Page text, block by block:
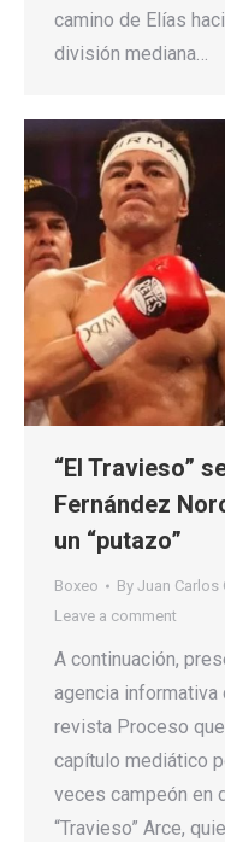
camino de Elías
división mediana…
“El Travieso”
Fernández
un “putazo”
Boxeo By Juan Carlos
Leave a comment
A continuación,
agencia informativa
revista Proceso
capítulo mediático
veces campeón en
“Travieso” Arce,